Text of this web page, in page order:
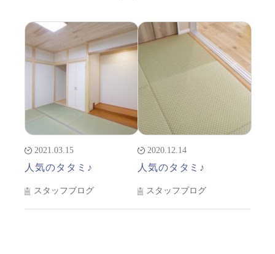
2021.03.15
人気のタタミ♪
スタッフブログ
2020.12.14
人気のタタミ♪
スタッフブログ